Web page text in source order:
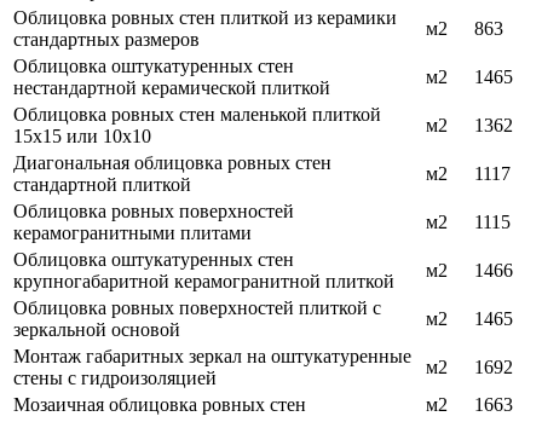
Облицовка ровных стен плиткой из керамики
стандартных размеров
м2
863
Облицовка оштукатуренных стен
нестандартной керамической плиткой
м2
1465
Облицовка ровных стен маленькой плиткой
15х15 или 10х10
м2
1362
Диагональная облицовка ровных стен
стандартной плиткой
м2
1117
Облицовка ровных поверхностей
керамогранитными плитами
м2
1115
Облицовка оштукатуренных стен
крупногабаритной керамогранитной плиткой
м2
1466
Облицовка ровных поверхностей плиткой с
зеркальной основой
м2
1465
Монтаж габаритных зеркал на оштукатуренные
стены с гидроизоляцией
м2
1692
Мозаичная облицовка ровных стен
м2
1663